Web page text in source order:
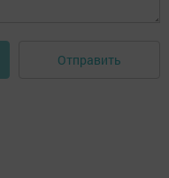
Отправить